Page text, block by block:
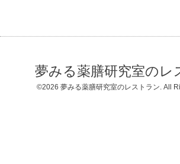
夢みる薬膳研究室のレ
©2026 夢みる薬膳研究室のレストラン. All